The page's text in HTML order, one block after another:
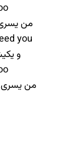
من
you
و
من یسری